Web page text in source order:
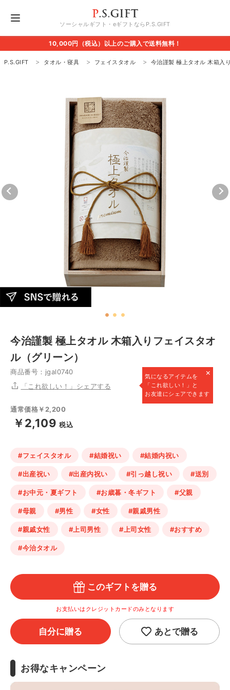
ソーシャルギフト・eギフトならP.S.GIFT
10,000円（税込）以上のご購入で送料無料！
P.S.GIFT タオル・寝具 フェイスタオル 今治謹製 極上タオル 木箱入
今治謹製 極上タオル 木箱入りフェイスタオ
ル（グリーン）
商品番号：jgal0740 ×
気になるアイテムを
「これ欲しい！」と
お友達にシェアできます
「これ欲しい！」シェアする
通常価格￥2,200
￥2,109 税込
#フェイスタオル #結婚祝い #結婚内祝い
#出産祝い #出産内祝い #引っ越し祝い #送別
#お中元・夏ギフト #お歳暮・冬ギフト #父親
#母親 #男性 #女性 #親戚男性
#親戚女性 #上司男性 #上司女性 #おすすめ
#今治タオル
このギフトを贈る
お支払いはクレジットカードのみとなります
自分に贈る あとで贈る
お得なキャンペーン